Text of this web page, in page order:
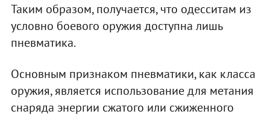
Таким образом, получается, что одесситам из
условно боевого оружия доступна лишь
пневматика.
Основным признаком пневматики, как класса
оружия, является использование для метания
снаряда энергии сжатого или сжиженного